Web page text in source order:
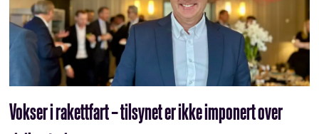
Vokser i rakettfart – tilsynet er ikke imponert over